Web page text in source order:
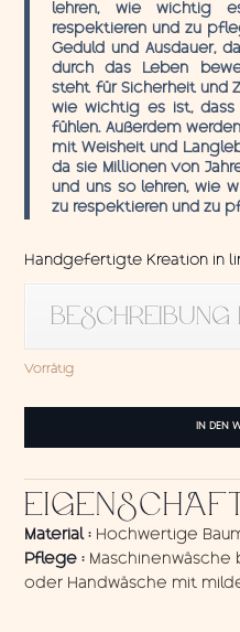
lehren, wie wichtig
respektieren und zu
Geduld und Ausdauer,
durch das Leben
steht für Sicherheit und
wie wichtig es ist,
fühlen. Außerdem
mit Weisheit und
da sie Millionen von
und uns so lehren, wie
zu respektieren und zu
Handgefertigte Kreation in
BESCHREIBUNG
Vorrätig
IN DEN
Material : Hochwertige
Pflege : Maschinenwäsche
oder Handwäsche mit